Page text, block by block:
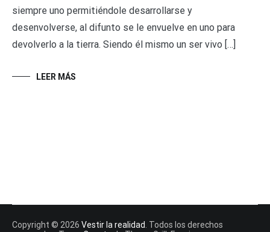
siempre uno permitiéndole desarrollarse y
desenvolverse, al difunto se le envuelve en uno para
devolverlo a la tierra. Siendo él mismo un ser vivo […]
LEER MÁS
Copyright © 2026 Vestir la realidad . Todos los derechos